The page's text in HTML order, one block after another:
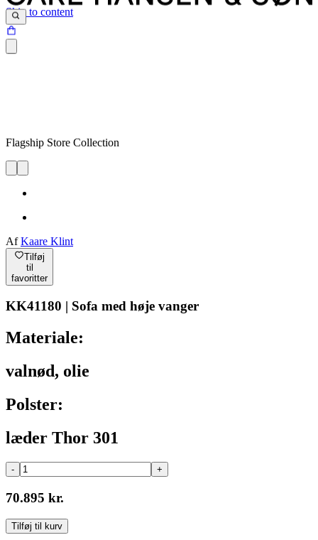
Skip to content
Flagship Store Collection
AfKaare Klint
Tilføj
til
favoritter
KK41180 | Sofa med høje vanger
Materiale:
valnød, olie
Polster:
læder Thor 301
- +
70.895 kr.
Tilføj til kurv